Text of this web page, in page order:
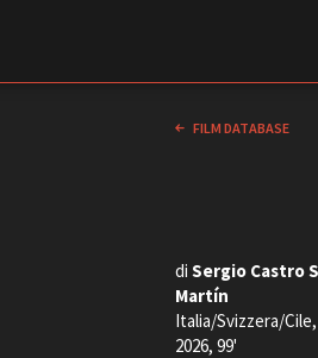
FILM DATABASE
di Sergio Castro
Martín
Italia/Svizzera/Cile,
2026, 99'